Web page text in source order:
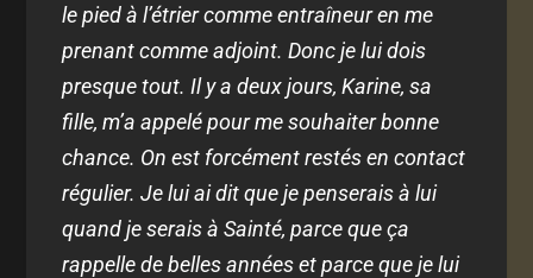
le pied à l’étrier comme entraîneur en me
prenant comme adjoint. Donc je lui dois
presque tout. Il y a deux jours, Karine, sa
fille, m’a appelé pour me souhaiter bonne
chance. On est forcément restés en contact
régulier. Je lui ai dit que je penserais à lui
quand je serais à Sainté, parce que ça
rappelle de belles années et parce que je lui